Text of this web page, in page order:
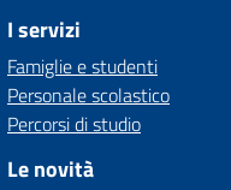
I servizi
Famiglie e studenti
Personale scolastico
Percorsi di studio
Le novità